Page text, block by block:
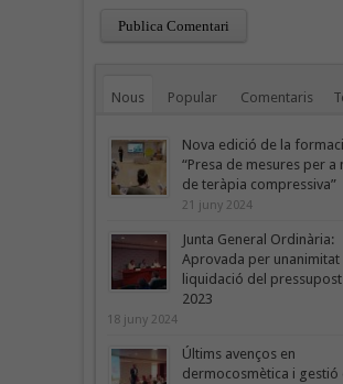
Nous Popular Comentaris
Nova edició de la
“Presa de mesures per a
de teràpia compressiva”
21 juny 2024
Junta General Ordinària:
Aprovada per unanimitat
liquidació del
2023
18 juny 2024
Últims avenços en
dermocosmètica i gestió